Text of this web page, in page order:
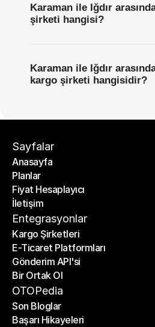
Karaman ile Iğdır
şirketi hangisi?
Karaman ile Iğdır
kargo şirketi hangisidir?
Sayfalar
Anasayfa
Anasayfa
Planlar
Planlar
Fiyat Hesaplayıcı
Fiyat Hesaplayıcı
İletişim
İletişim
Entegrasyonlar
Kargo Şirketleri
Kargo Şirketleri
E-Ticaret Platformları
E-Ticaret Platformları
Gönderim API'si
Gönderim API'si
Bir Ortak Ol
Bir Ortak Ol
OTOPedia
Son Bloglar
Son Bloglar
Başarı Hikayeleri